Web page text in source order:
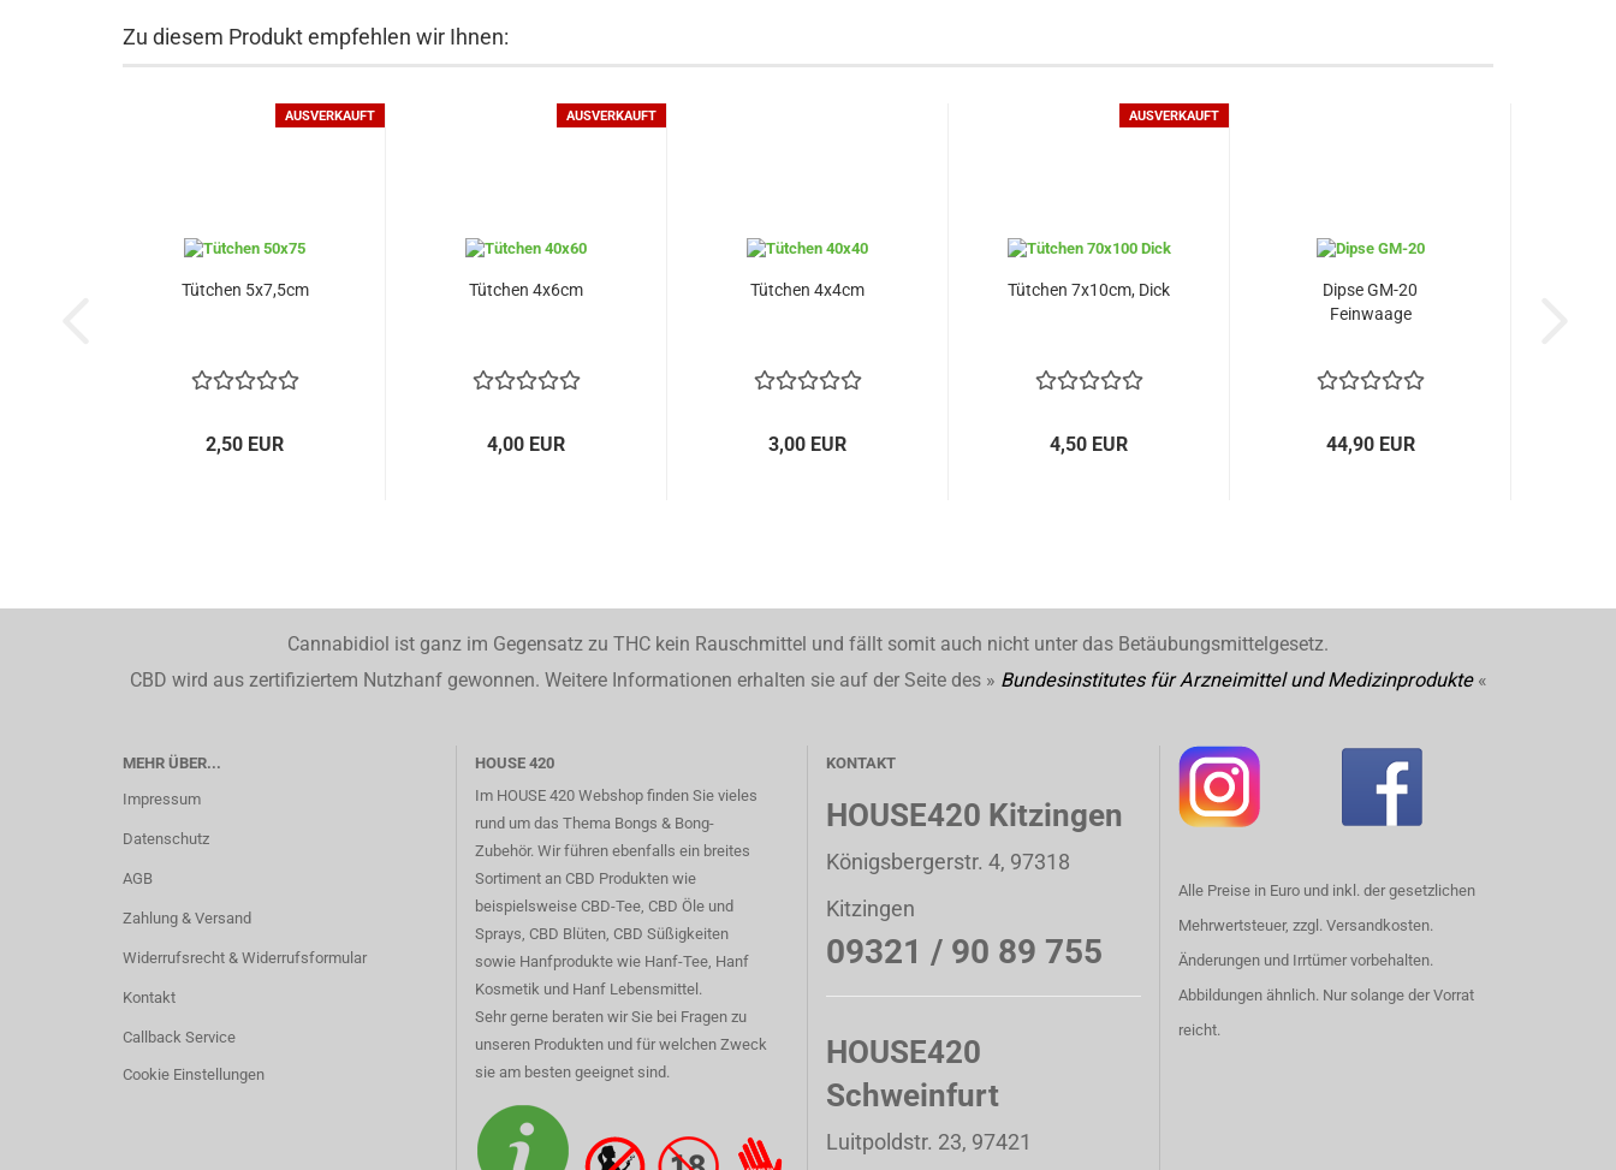
Zu diesem Produkt empfehlen wir Ihnen:
AUSVERKAUFT
Tütchen 5x7,5cm
2,50 EUR
AUSVERKAUFT
Tütchen 4x6cm
4,00 EUR
Tütchen 4x4cm
3,00 EUR
AUSVERKAUFT
Tütchen 7x10cm, Dick
4,50 EUR
Dipse GM-20
Feinwaage
44,90 EUR
Cannabidiol ist ganz im Gegensatz zu THC kein Rauschmittel und fällt somit auch nicht unter das Betäubungsmittelgesetz.
CBD wird aus zertifiziertem Nutzhanf gewonnen. Weitere Informationen erhalten sie auf der Seite des » Bundesinstitutes für Arzneimittel und Medizinprodukte«
MEHR ÜBER...
Impressum
Datenschutz
AGB
Zahlung & Versand
Widerrufsrecht & Widerrufsformular
Kontakt
Callback Service
Cookie Einstellungen
HOUSE 420
Im HOUSE 420 Webshop finden Sie vieles
rund um das Thema Bongs & Bong-
Zubehör. Wir führen ebenfalls ein breites
Sortiment an CBD Produkten wie
beispielsweise CBD-Tee, CBD Öle und
Sprays, CBD Blüten, CBD Süßigkeiten
sowie Hanfprodukte wie Hanf-Tee, Hanf
Kosmetik und Hanf Lebensmittel.
Sehr gerne beraten wir Sie bei Fragen zu
unseren Produkten und für welchen Zweck
sie am besten geeignet sind.
KONTAKT
HOUSE420 Kitzingen
Königsbergerstr. 4, 97318
Kitzingen
09321 / 90 89 755
HOUSE420
Schweinfurt
Luitpoldstr. 23, 97421
Alle Preise in Euro und inkl. der gesetzlichen
Mehrwertsteuer, zzgl. Versandkosten.
Änderungen und Irrtümer vorbehalten.
Abbildungen ähnlich. Nur solange der Vorrat
reicht.